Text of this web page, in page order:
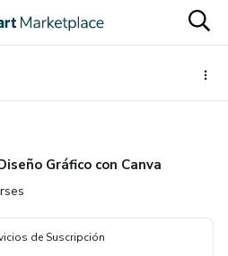
Gráfico con Canva
de Suscripción